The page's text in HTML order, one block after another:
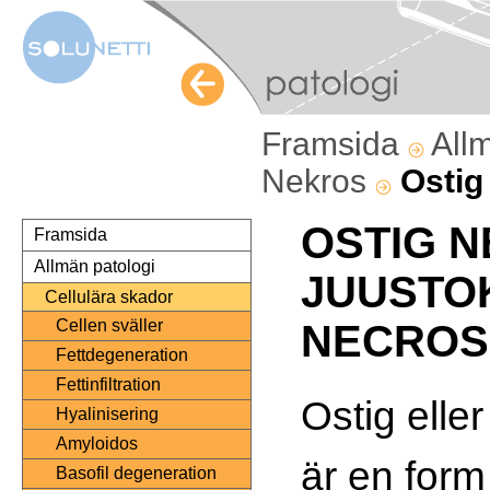
Framsida
Nekros
Framsida
Allmän patologi
Cellulära skador
Cellen sväller
Fettdegeneration
Fettinfiltration
Hyalinisering
Amyloidos
Basofil degeneration
OSTIG
Ostig
är en